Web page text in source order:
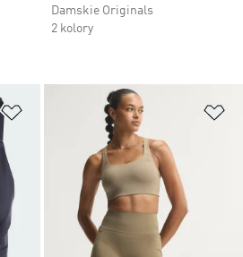
Damskie Originals
2 kolory
Dodaj do listy życzeń